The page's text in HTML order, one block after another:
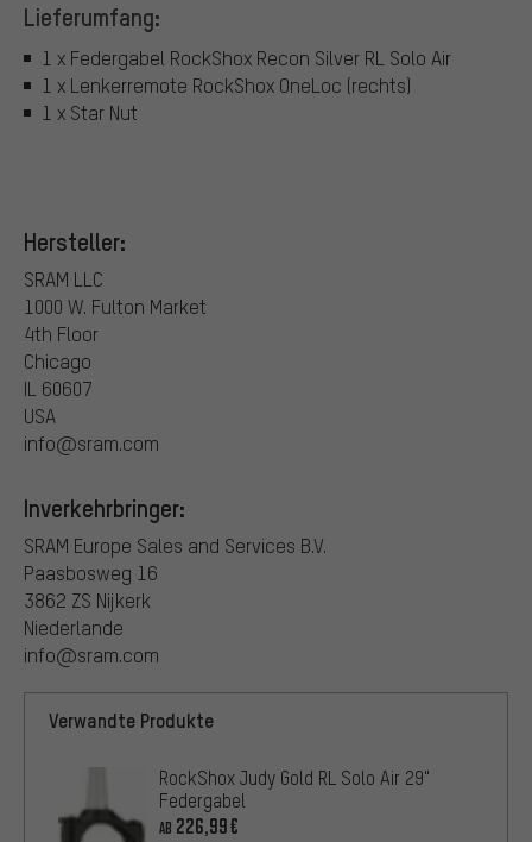
Lieferumfang:
1 x Federgabel RockShox Recon Silver RL Solo Air
1 x Lenkerremote RockShox OneLoc (rechts)
1 x Star Nut
Hersteller:
SRAM LLC
1000 W. Fulton Market
4th Floor
Chicago
IL 60607
USA
info@sram.com
Inverkehrbringer:
SRAM Europe Sales and Services B.V.
Paasbosweg 16
3862 ZS Nijkerk
Niederlande
info@sram.com
Verwandte Produkte
RockShox Judy Gold RL Solo Air 29"
Federgabel
AB 226,99€